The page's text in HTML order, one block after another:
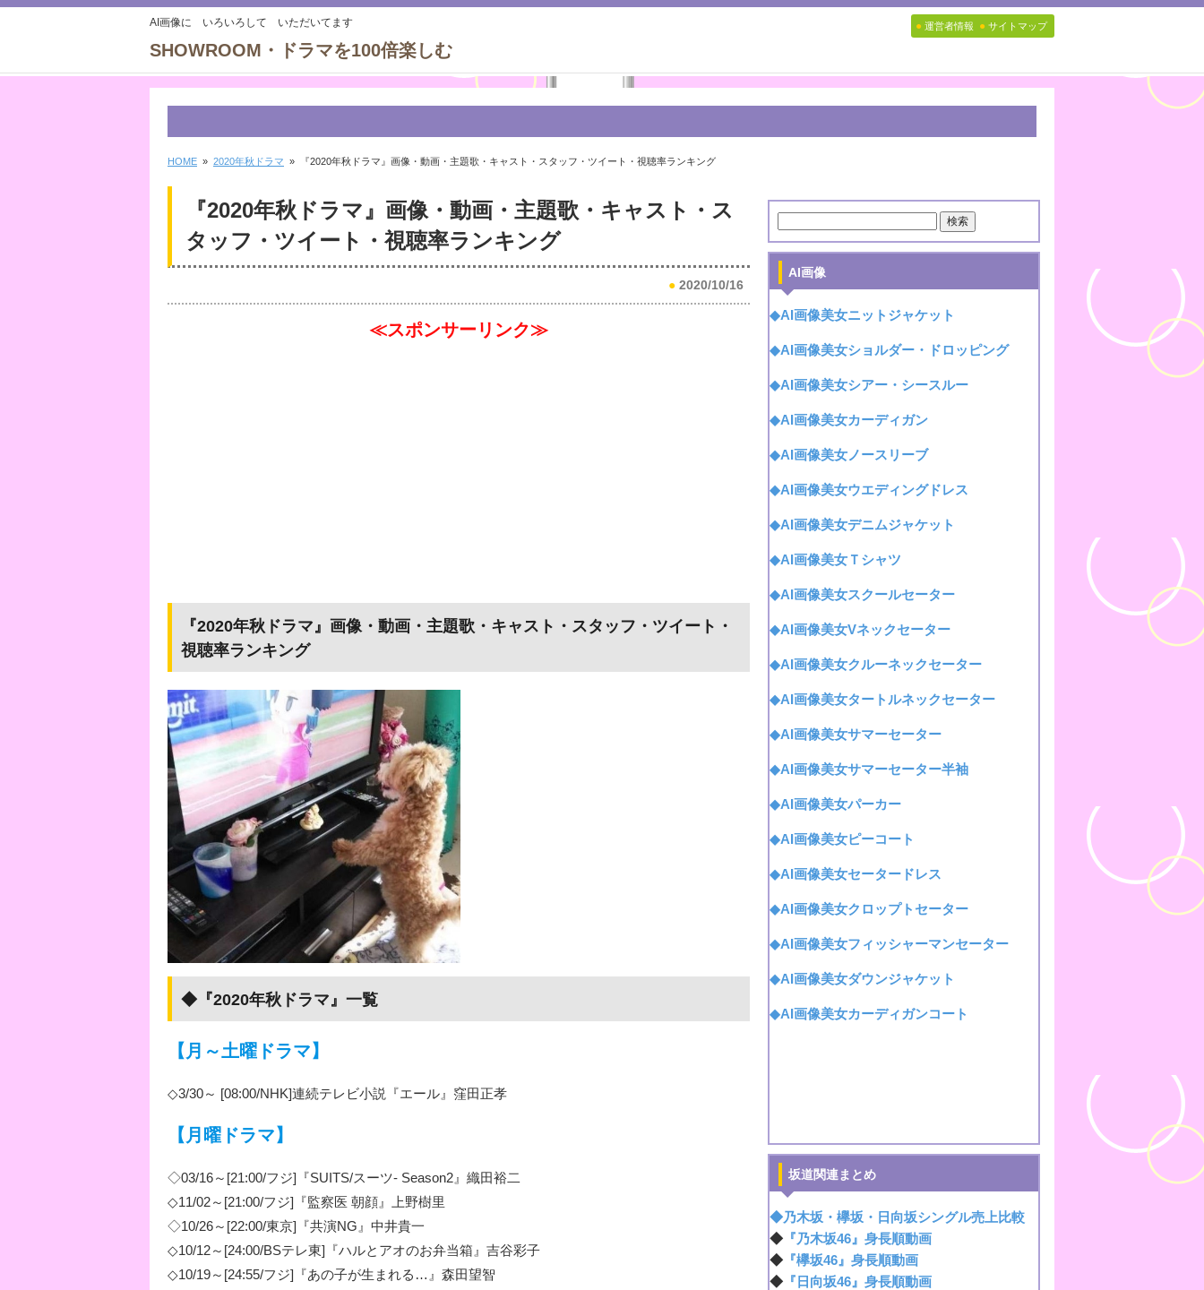
AI画像に いろいろして いただいてます
SHOWROOM・ドラマを100倍楽しむ
● 運営者情報 ● サイトマップ
HOME » 2020年秋ドラマ » 『2020年秋ドラマ』画像・動画・主題歌・キャスト・スタッフ・ツイート・視聴率ランキング
『2020年秋ドラマ』画像・動画・主題歌・キャスト・ス
タッフ・ツイート・視聴率ランキング
● 2020/10/16
≪スポンサーリンク≫
『2020年秋ドラマ』画像・動画・主題歌・キャスト・スタッフ・ツイート・
視聴率ランキング
◆『2020年秋ドラマ』一覧
【月～土曜ドラマ】
◇3/30～ [08:00/NHK]連続テレビ小説『エール』窪田正孝
【月曜ドラマ】
◇03/16～[21:00/フジ]『SUITS/スーツ- Season2』織田裕二
◇11/02～[21:00/フジ]『監察医 朝顔』上野樹里
◇10/26～[22:00/東京]『共演NG』中井貴一
◇10/12～[24:00/BSテレ東]『ハルとアオのお弁当箱』吉谷彩子
◇10/19～[24:55/フジ]『あの子が生まれる…』森田望智
AI画像
◆AI画像美女ニットジャケット
◆AI画像美女ショルダー・ドロッピング
◆AI画像美女シアー・シースルー
◆AI画像美女カーディガン
◆AI画像美女ノースリーブ
◆AI画像美女ウエディングドレス
◆AI画像美女デニムジャケット
◆AI画像美女Ｔシャツ
◆AI画像美女スクールセーター
◆AI画像美女Vネックセーター
◆AI画像美女クルーネックセーター
◆AI画像美女タートルネックセーター
◆AI画像美女サマーセーター
◆AI画像美女サマーセーター半袖
◆AI画像美女パーカー
◆AI画像美女ピーコート
◆AI画像美女セータードレス
◆AI画像美女クロップトセーター
◆AI画像美女フィッシャーマンセーター
◆AI画像美女ダウンジャケット
◆AI画像美女カーディガンコート
坂道関連まとめ
◆乃木坂・欅坂・日向坂シングル売上比較
◆ 『乃木坂46』身長順動画
◆ 『欅坂46』身長順動画
◆ 『日向坂46』身長順動画